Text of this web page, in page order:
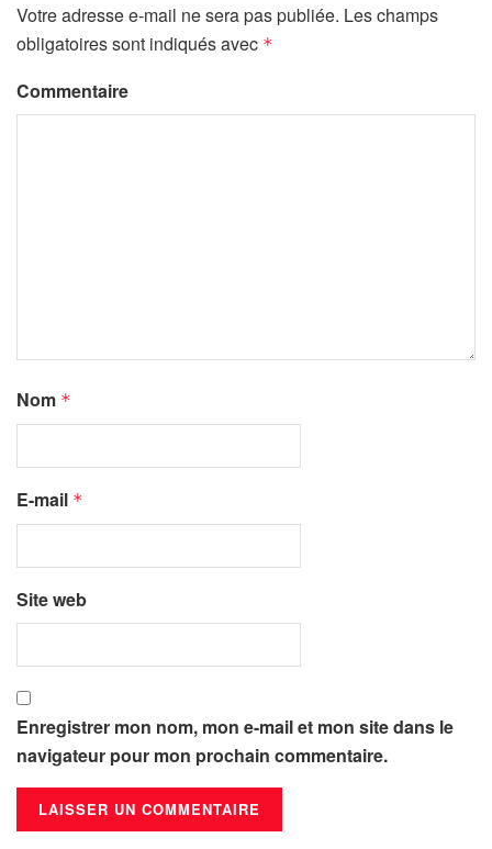
Votre adresse e-mail ne sera pas publiée. Les champs
obligatoires sont indiqués avec *
Commentaire
Nom *
E-mail *
Site web
Enregistrer mon nom, mon e-mail et mon site dans le
navigateur pour mon prochain commentaire.